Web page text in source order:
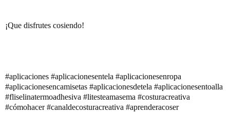
¡Que disfrutes cosiendo!
#aplicaciones #aplicacionesentela #aplicacionesenropa
#aplicacionesencamisetas #aplicacionesdetela #aplicacionesentoalla
#fliselinatermoadhesiva #litesteamasema #costuracreativa
#cómohacer #canaldecosturacreativa #aprenderacoser